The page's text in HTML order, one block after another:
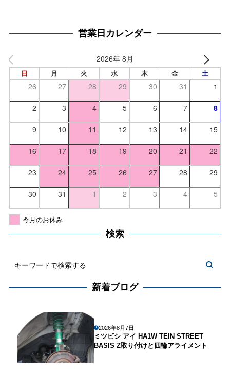
営業日カレンダー
2026年 8月
日 月 火 水 木 金 土
26 27 28 29 30 31 1
2 3 4 5 6 7 8
9 10 11 12 13 14 15
16 17 18 19 20 21 22
23 24 25 26 27 28 29
30 31 1 2 3 4 5
今月のお休み
検索
新着ブログ
2026年8月7日
ミツビシ アイ HA1W TEIN STREET
BASIS Z取り付けと四輪アライメント